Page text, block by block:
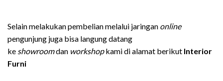
Selain melakukan pembelian melalui jaringan online
pengunjung juga bisa langung datang
ke showroomdan workshopkami di alamat berikut Interior
Furni